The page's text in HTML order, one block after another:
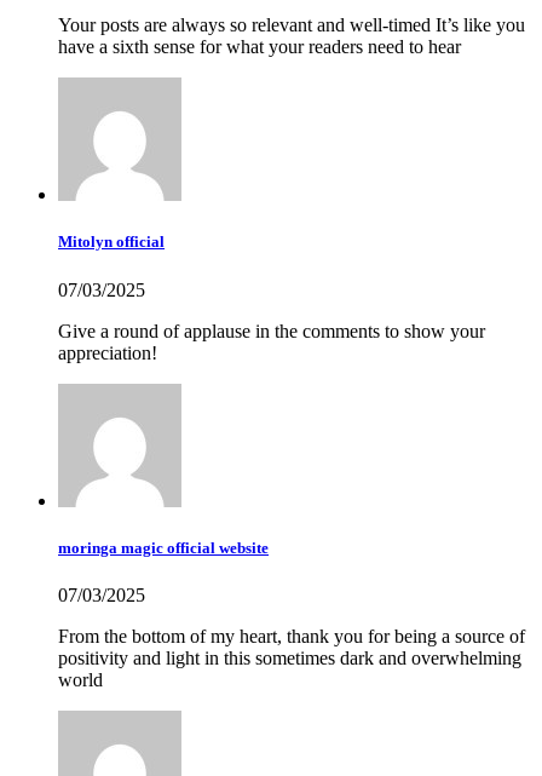
Your posts are always so relevant and well-timed It’s like you
have a sixth sense for what your readers need to hear
Mitolyn official
07/03/2025
Give a round of applause in the comments to show your
appreciation!
moringa magic official website
07/03/2025
From the bottom of my heart, thank you for being a source of
positivity and light in this sometimes dark and overwhelming
world